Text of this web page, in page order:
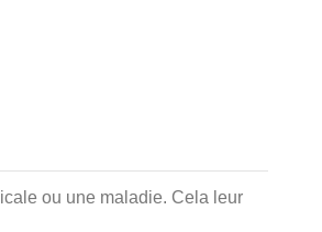
ou une maladie. Cela leur